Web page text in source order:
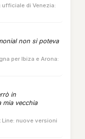
di Venezia:
non si poteva
per Ibiza e Arona:
in
mia vecchia
nuove versioni